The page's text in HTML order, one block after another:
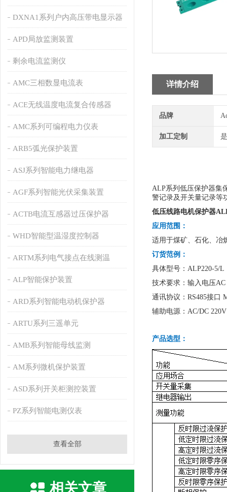
DXNA1系列户内高压带电显示器
APD局放监测装置
剩余电流监测仪
AMC三相数显电流表
ACE无线温度电流复合传感器
AMC系列可编程电力仪表
ARB5弧光保护装置
ASJ系列智能电力继电器
AGF系列智能光伏采集装置
ACTB电流互感器过压保护器
WHD智能型温湿度控制器
ARTM系列电气接点在线测温
ALP智能保护装置
ARD系列智能电动机保护器
ARTU系列三遥单元
AMB系列智能母线监测
AM系列微机保护装置
ASD系列开关柜测控装置
PZ系列智能电测仪表
查看全部
相关文章
详情介绍
品牌
加工定制
ALP系列低压保护器集
警记录及开关量记录等
低压线路电机保护器
应用范围：
适用于煤矿、石化、冶
订货范例：
具体型号：ALP220-5/L
技术要求：输入电压
通讯协议：RS485接口
辅助电源：AC/DC 220V
产品选型：